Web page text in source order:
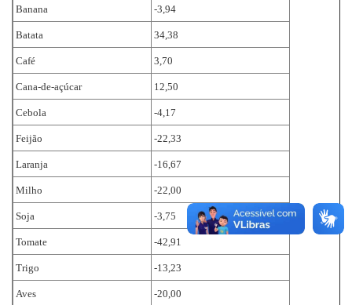
Banana -3,94
Batata 34,38
Café 3,70
Cana-de-açúcar 12,50
Cebola -4,17
Feijão -22,33
Laranja -16,67
Milho -22,00
Soja -3,75
Tomate -42,91
Trigo -13,23
Aves -20,00